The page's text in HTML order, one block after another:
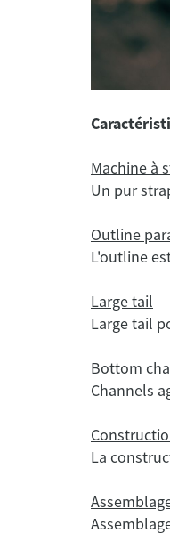
Machine à
Un pur
Outline
L'outline
Large tail
Large tail
Bottom
Channels
La